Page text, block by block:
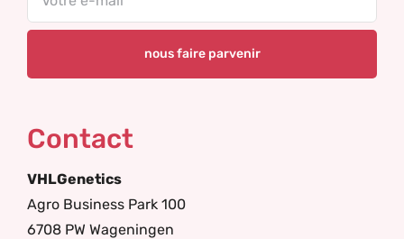
Contact
VHLGenetics
Agro Business Park 100
6708 PW Wageningen